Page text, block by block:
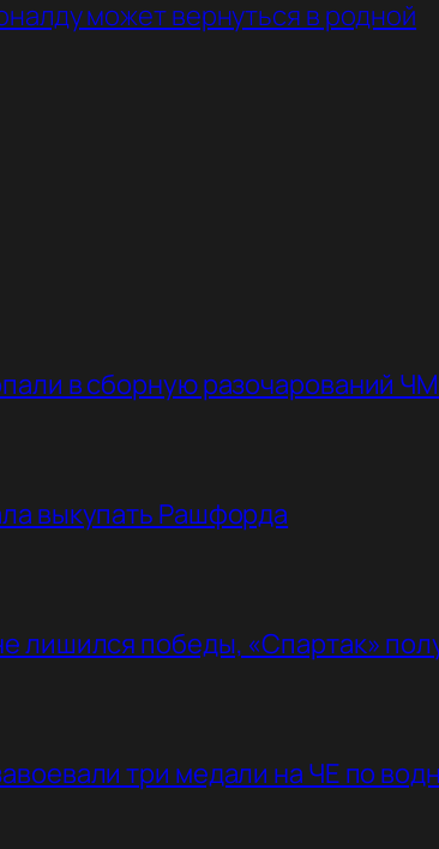
может вернуться в родной
в сборную разочарований
выкупать Рашфорда
лишился победы, «Спартак»
три медали на ЧЕ по